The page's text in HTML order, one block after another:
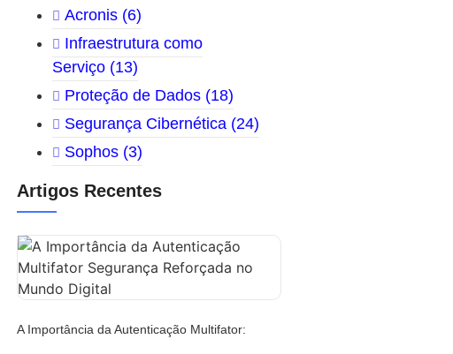
Acronis(6)
Infraestrutura como
Serviço(13)
Proteção de Dados(18)
Segurança Cibernética(24)
Sophos(3)
Artigos Recentes
A Importância da Autenticação Multifator: